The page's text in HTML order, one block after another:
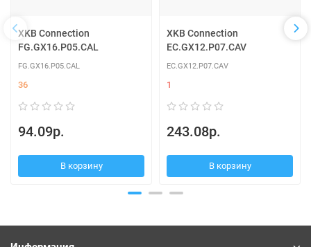
XKB Connection
FG.GX16.P05.CAL
FG.GX16.P05.CAL
36
94.09р.
В корзину
XKB Connection
EC.GX12.P07.CAV
EC.GX12.P07.CAV
1
243.08р.
В корзину